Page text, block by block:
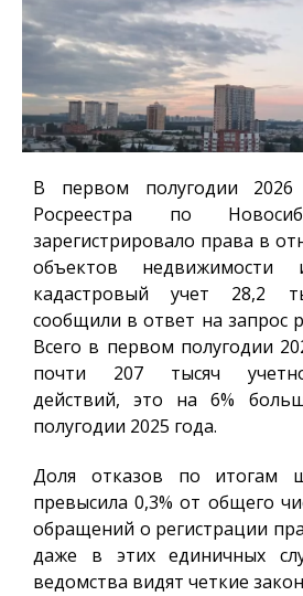
В первом полугодии 2026
Росреестра по
зарегистрировало права в
объектов
кадастровый учет 28,2
сообщили в ответ на запрос
Всего в первом полугодии
почти 207 тысяч учетно-
действий, это на 6%
полугодии 2025 года.
Доля отказов по итогам
превысила 0,3% от общего
обращений о регистрации
даже в этих единичных
ведомства видят четкие